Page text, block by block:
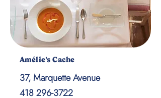
Amélie's Cache
37, Marquette Avenue
418 296-3722